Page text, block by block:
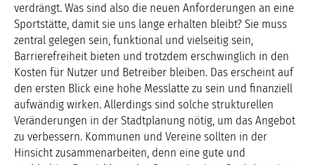
verdrängt. Was sind also die neuen Anforderungen an eine
Sportstätte, damit sie uns lange erhalten bleibt? Sie muss
zentral gelegen sein, funktional und vielseitig sein,
Barrierefreiheit bieten und trotzdem erschwinglich in den
Kosten für Nutzer und Betreiber bleiben. Das erscheint auf
den ersten Blick eine hohe Messlatte zu sein und finanziell
aufwändig wirken. Allerdings sind solche strukturellen
Veränderungen in der Stadtplanung nötig, um das Angebot
zu verbessern. Kommunen und Vereine sollten in der
Hinsicht zusammenarbeiten, denn eine gute und